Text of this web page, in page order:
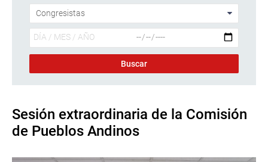
Sesión extraordinaria de la Comisión
de Pueblos Andinos